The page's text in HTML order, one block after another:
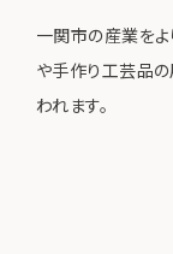
一関市の産業をよ
や手作り工芸品
われます。